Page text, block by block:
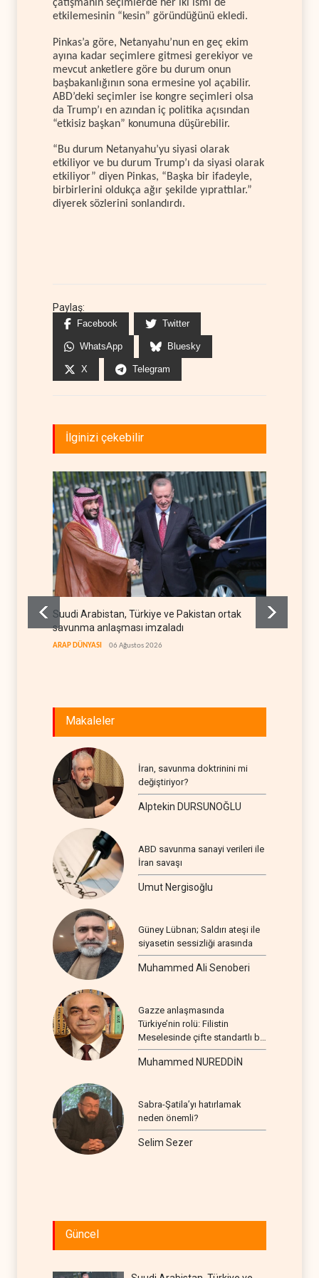
çatışmanın seçimlerde her iki ismi de
etkilemesinin “kesin” göründüğünü ekledi.
Pinkas’a göre, Netanyahu’nun en geç ekim
ayına kadar seçimlere gitmesi gerekiyor ve
mevcut anketlere göre bu durum onun
başbakanlığının sona ermesine yol açabilir.
ABD’deki seçimler ise kongre seçimleri olsa
da Trump’ı en azından iç politika açısından
“etkisiz başkan” konumuna düşürebilir.
“Bu durum Netanyahu’yu siyasi olarak
etkiliyor ve bu durum Trump’ı da siyasi olarak
etkiliyor” diyen Pinkas, “Başka bir ifadeyle,
birbirlerini oldukça ağır şekilde yıprattılar.”
diyerek sözlerini sonlandırdı.
Paylaş:
Facebook Twitter
WhatsApp Bluesky
X Telegram
İlginizi çekebilir
Suudi Arabistan, Türkiye ve Pakistan ortak
savunma anlaşması imzaladı
ARAP DÜNYASI 06 Ağustos 2026
Makaleler
İran, savunma doktrinini mi
değiştiriyor?
Alptekin DURSUNOĞLU
ABD savunma sanayi verileri ile
İran savaşı
Umut Nergisoğlu
Güney Lübnan; Saldırı ateşi ile
siyasetin sessizliği arasında
Muhammed Ali Senoberi
Gazze anlaşmasında
Türkiye’nin rolü: Filistin
Meselesinde çifte standartlı bir
seyir
Muhammed NUREDDİN
Sabra-Şatila’yı hatırlamak
neden önemli?
Selim Sezer
Güncel